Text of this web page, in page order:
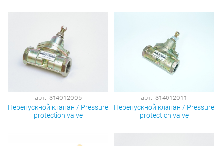
арт.: 314012005
Перепускной клапан / Pressure
protection valve
арт.: 314012011
Перепускной клапан / Pressure
protection valve